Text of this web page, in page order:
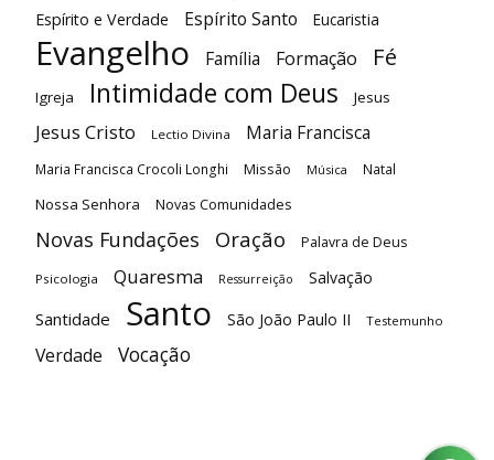
Espírito e Verdade Espírito Santo Eucaristia
Evangelho Família Formação Fé
Igreja Intimidade com Deus Jesus
Jesus Cristo Lectio Divina Maria Francisca
Maria Francisca Crocoli Longhi Missão Música Natal
Nossa Senhora Novas Comunidades
Novas Fundações Oração Palavra de Deus
Psicologia Quaresma Ressurreição Salvação
Santidade Santo São João Paulo II Testemunho
Verdade Vocação